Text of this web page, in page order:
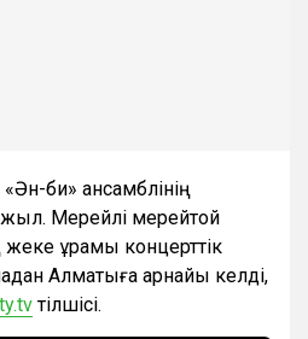
«Ән-би» ансамблінің
Мерейлі мерейтой
құрамы концерттік
Алматыға арнайы келді,
тілшісі.